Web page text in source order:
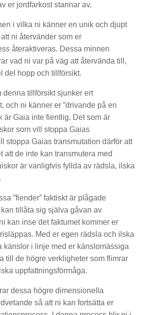
er jordfarkost stannar av.
i vilka ni känner en unik och djupt
ni återvänder som er
återaktiveras. Dessa minnen
vad ni var på väg att återvända till,
del hopp och tillförsikt.
denna tillförsikt sjunker ert
och ni känner er ”drivande på en
är Gaia inte fientlig. Det som är
som vill stoppa Gaias
stoppa Gaias transmutation därför att
att de inte kan transmutera med
är vanligtvis fyllda av rädsla, ilska
”fiender” faktiskt är plågade
tillåta sig själva gåvan av
kan inse det faktumet kommer er
Med er egen rädsla och ilska
känslor i linje med er känslomässiga
till de högre verkligheter som flimrar
uppfattningsförmåga.
dessa högre dimensionella
så att ni kan fortsätta er